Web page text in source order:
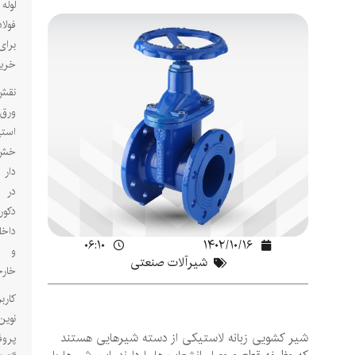
۱۴۰۲/۱۰/۱۶
۰۶:۱۰
شیرآلات صنعتی
شیر کشویی زبانه لاستیکی از دسته شیرهایی هستند
خریداران
دکوراسیون
کاربردهای
پروفیل‌های